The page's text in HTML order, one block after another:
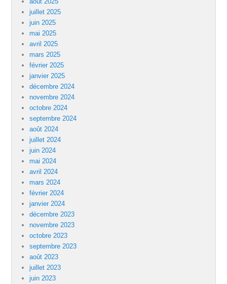
juillet 2025
juin 2025
mai 2025
avril 2025
mars 2025
février 2025
janvier 2025
décembre 2024
novembre 2024
octobre 2024
septembre 2024
août 2024
juillet 2024
juin 2024
mai 2024
avril 2024
mars 2024
février 2024
janvier 2024
décembre 2023
novembre 2023
octobre 2023
septembre 2023
août 2023
juillet 2023
juin 2023